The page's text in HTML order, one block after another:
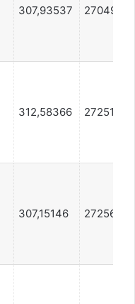
307,93537 270493
312,58366 272513
307,15146 272560